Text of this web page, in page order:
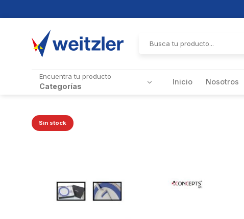
por:
Encuentra tu producto
Categorías Inicio Nosotros
Sin stock